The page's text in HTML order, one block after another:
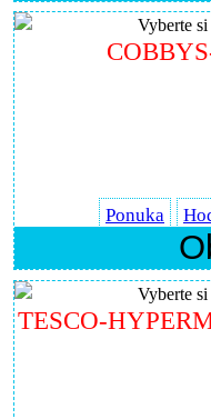
Vyberte
Ponuka
Vyberte
TESCO-